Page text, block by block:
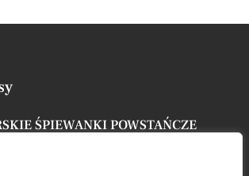
ŚPIEWANKI POWSTAŃCZE